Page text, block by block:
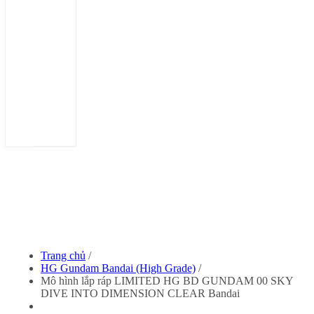
Trang chủ /
HG Gundam Bandai (High Grade) /
Mô hình lắp ráp LIMITED HG BD GUNDAM 00 SKY
DIVE INTO DIMENSION CLEAR Bandai